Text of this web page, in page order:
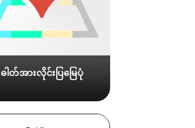
ဓါတ်အားလိုင်းပြမြေပုံ